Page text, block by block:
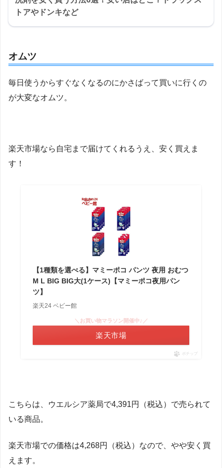
トアやドンキなど
オムツ
毎日使うからすぐなくなるのにかさばって買いに行くの
が大変なオムツ。
楽天市場なら自宅まで届けてくれるうえ、安く買えま
す！
【1種類を選べる】マミーポコ パンツ 夜用 おむつ
M L BIG BIG大(1ケース)【マミーポコ夜用パン
ツ】
楽天24 ベビー館
＼お買い物マラソン開催中♪／
楽天市場
ポチップ
こちらは、ウエルシア薬局で4,391円（税込）で売られて
いる商品。
楽天市場での価格は4,268円（税込）なので、やや安く買
えます。